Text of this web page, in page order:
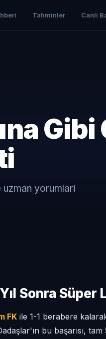
Tahminler Canli
Gibi
yorumlari
Sonra Süper
FK ile 1-1 berabere
bu başarısı, tam